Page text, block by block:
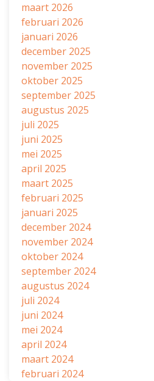
maart 2026
februari 2026
januari 2026
december 2025
november 2025
oktober 2025
september 2025
augustus 2025
juli 2025
juni 2025
mei 2025
april 2025
maart 2025
februari 2025
januari 2025
december 2024
november 2024
oktober 2024
september 2024
augustus 2024
juli 2024
juni 2024
mei 2024
april 2024
maart 2024
februari 2024